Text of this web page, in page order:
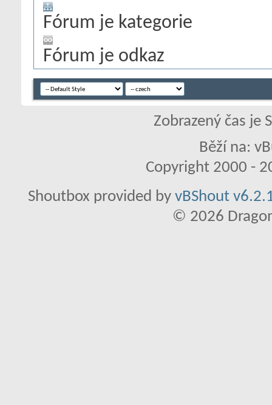
Fórum je kategorie
Fórum je odkaz
Zobrazený čas je
Běží na:
Copyright 2000 -
Shoutbox provided by vBShout
© 2026